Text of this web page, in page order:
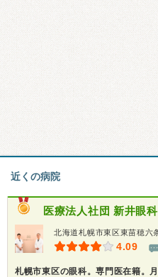
近くの病院
医療法人社団 新井眼
北海道札幌市東区東苗穂六
4.09
札幌市東区の眼科。専門医在籍。